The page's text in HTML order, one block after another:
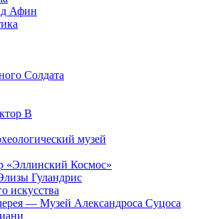
Афин
Солдата
B
музей
«Эллинский Космос»
Гуландрис
искусства
— Музей Александроса Суцоса